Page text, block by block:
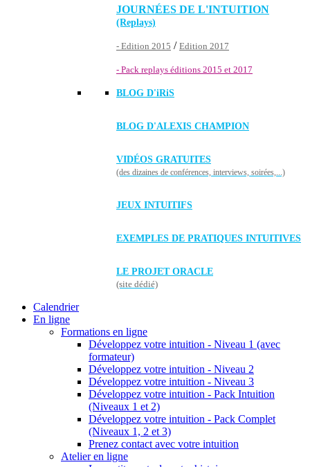
JOURNÉES DE L'INTUITION
(Replays)
- Edition 2015 / Edition 2017
- Pack replays éditions 2015 et 2017
BLOG D'iRiS
BLOG D'ALEXIS CHAMPION
VIDÉOS GRATUITES
(des dizaines de conférences, interviews, soirées,...)
JEUX INTUITIFS
EXEMPLES DE PRATIQUES INTUITIVES
LE PROJET ORACLE
(site dédié)
Calendrier
En ligne
Formations en ligne
Développez votre intuition - Niveau 1 (avec
formateur)
Développez votre intuition - Niveau 2
Développez votre intuition - Niveau 3
Développez votre intuition - Pack Intuition
(Niveaux 1 et 2)
Développez votre intuition - Pack Complet
(Niveaux 1, 2 et 3)
Prenez contact avec votre intuition
Atelier en ligne